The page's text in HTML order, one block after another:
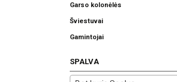
Garso kolonėlės
Šviestuvai
Gamintojai
SPALVA